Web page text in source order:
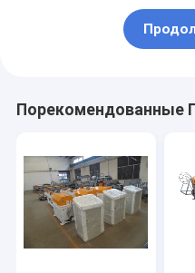
Порекомендованные